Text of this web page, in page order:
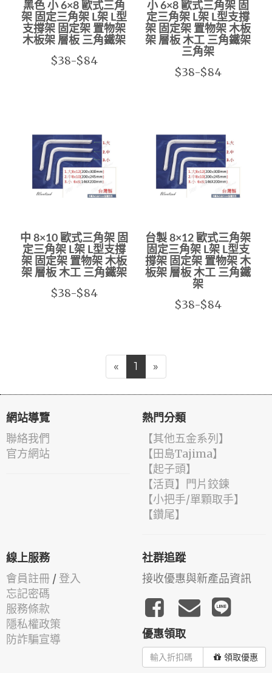
黑色 小 6×8 歐式三角
架 固定三角架 L架 L型
支撐架 固定架 置物架
木板架 層板 三角鐵架
$38-$84
小 6×8 歐式三角架 固
定三角架 L架 L型支撐
架 固定架 置物架 木板
架 層板 木工 三角鐵架
三角架
$38-$84
中 8×10 歐式三角架 固
定三角架 L架 L型支撐
架 固定架 置物架 木板
架 層板 木工 三角鐵架
$38-$84
台製 8×12 歐式三角架
固定三角架 L架 L型支
撐架 固定架 置物架 木
板架 層板 木工 三角鐵
架
$38-$84
« 1 »
網站導覽
聯絡我們
官方網站
熱門分類
【其他五金系列】
【田島Tajima】
【起子頭】
【活頁】門片鉸鍊
【小把手/單顆取手】
【鑽尾】
線上服務
會員註冊 / 登入
忘記密碼
服務條款
隱私權政策
防詐騙宣導
社群追蹤
接收優惠與新產品資訊
優惠領取
領取優惠